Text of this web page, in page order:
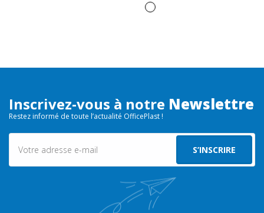
Inscrivez-vous à notre Newslettre
Restez informé de toute l’actualité OfficePlast !